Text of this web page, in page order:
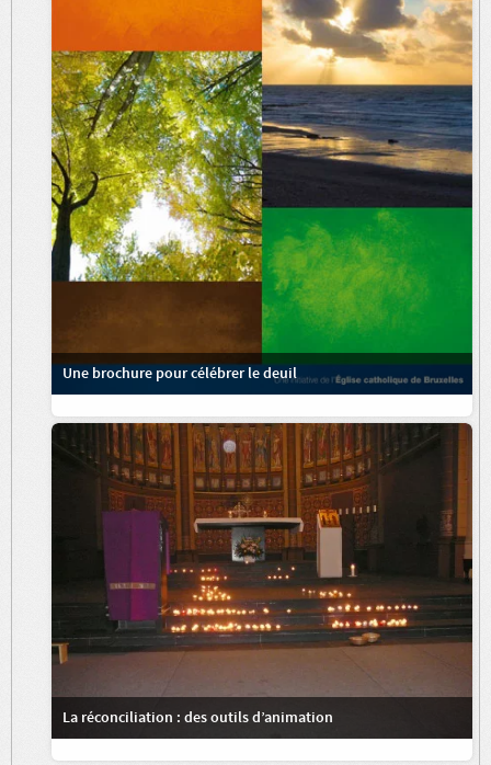
Une brochure pour célébrer le deuil
La réconciliation : des outils d’animation